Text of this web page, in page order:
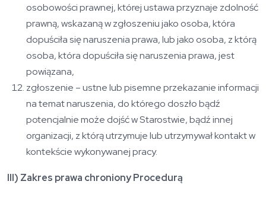
osobowości prawnej, której ustawa przyznaje zdolność
prawną, wskazaną w zgłoszeniu jako osoba, która
dopuściła się naruszenia prawa, lub jako osoba, z którą
osoba, która dopuściła się naruszenia prawa, jest
powiązana,
zgłoszenie – ustne lub pisemne przekazanie informacji
na temat naruszenia, do którego doszło bądź
potencjalnie może dojść w Starostwie, bądź innej
organizacji, z którą utrzymuje lub utrzymywał kontakt w
kontekście wykonywanej pracy.
III) Zakres prawa chroniony Procedurą